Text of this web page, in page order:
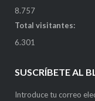
8.757
Total visitantes:
6.301
SUSCRÍBETE AL
Introduce tu correo